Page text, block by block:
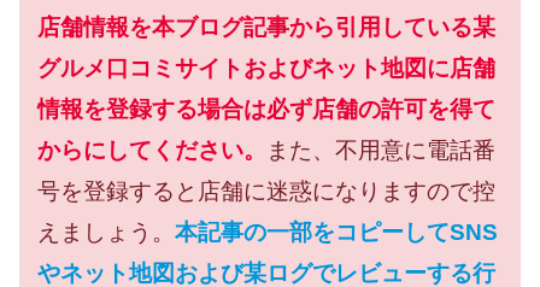
店舗情報を本ブログ記事から引用している某
グルメ口コミサイトおよびネット地図に店舗
情報を登録する場合は必ず店舗の許可を得て
からにしてください。
また、不用意に電話番
号を登録すると店舗に迷惑になりますので控
えましょう。 本記事の一部をコピーしてSNS
やネット地図および某ログでレビューする行